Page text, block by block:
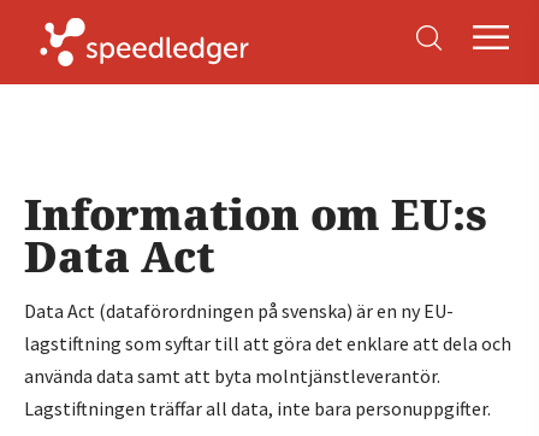
Information om EU:s
Data Act
Data Act (dataförordningen på svenska) är en ny EU-
lagstiftning som syftar till att göra det enklare att dela och
använda data samt att byta molntjänstleverantör.
Lagstiftningen träffar all data, inte bara personuppgifter.